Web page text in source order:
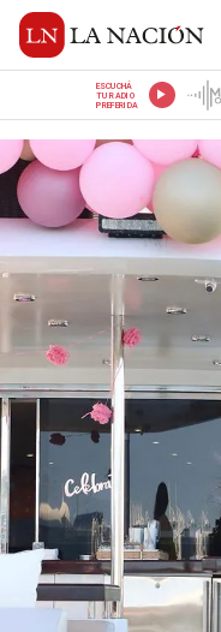
ESCUCHÁ
TU RADIO
PREFERIDA